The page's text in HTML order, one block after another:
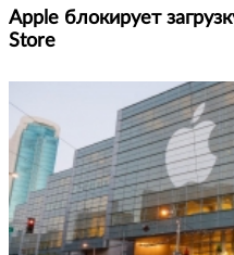
Apple блокирует
Store